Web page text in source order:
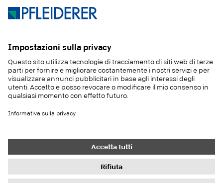
PRODOTTI
APPLICAZIONI
SOSTENIBILITA
SERVIZIO
CONTATTO
Contatto Acquisti
Colofone
Impostazioni di protezione dei dati
Doveri di informazione
Condizioni generali Newsletter